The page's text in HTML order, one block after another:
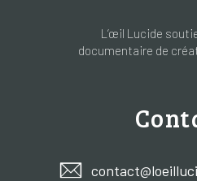
L’œil Lucide
documentaire de